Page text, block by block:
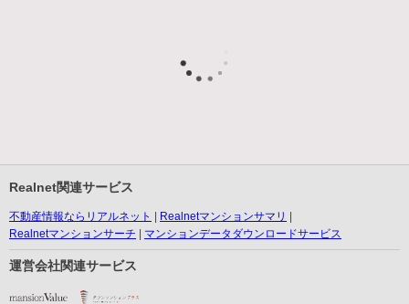
Realnet関連サービス
不動産情報ならリアルネット
Realnetマンションサマリ
Realnetマンションサーチ
マンションデータダウンロードサービス
運営会社関連サービス